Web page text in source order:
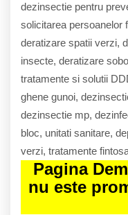
dezinsectie pentru
solicitarea persoanelor
deratizare spatii verzi,
insecte, deratizare
tratamente si solutii
ghene gunoi,
dezinsectie mp,
bloc, unitati sanitare,
verzi, tratamente
Pagina
nu este